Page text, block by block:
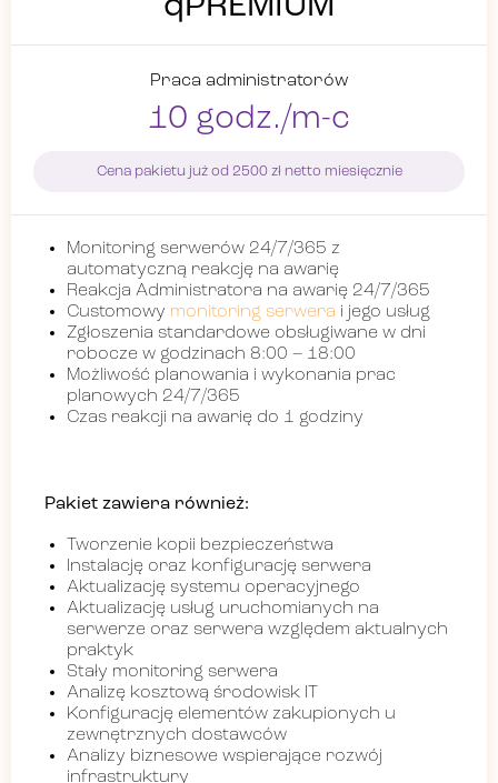
qPREMIUM
Praca administratorów
10 godz./m-c
Cena pakietu już od 2500 zł netto miesięcznie
Monitoring serwerów 24/7/365 z
automatyczną reakcję na awarię
Reakcja Administratora na awarię 24/7/365
Customowy monitoring serwera i jego usług
Zgłoszenia standardowe obsługiwane w dni
robocze w godzinach 8:00 – 18:00
Możliwość planowania i wykonania prac
planowych 24/7/365
Czas reakcji na awarię do 1 godziny
Pakiet zawiera również:
Tworzenie kopii bezpieczeństwa
Instalację oraz konfigurację serwera
Aktualizację systemu operacyjnego
Aktualizację usług uruchomianych na
serwerze oraz serwera względem aktualnych
praktyk
Stały monitoring serwera
Analizę kosztową środowisk IT
Konfigurację elementów zakupionych u
zewnętrznych dostawców
Analizy biznesowe wspierające rozwój
infrastruktury